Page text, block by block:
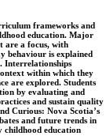
frameworks and
education. Major
are a focus, with
behaviour is explained
Interrelationships
within which they
are explored. Students
by evaluating and
and sustain quality
Curious: Nova Scotia’s
and future trends in
childhood education